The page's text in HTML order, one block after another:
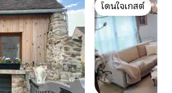
โดนใจเกสต์
โดนใจเกสต์